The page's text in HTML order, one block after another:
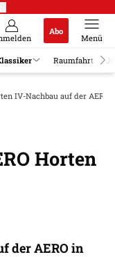
Abo
Menü
Raumfahrt
IV-Nachbau auf der AERO
Horten
der AERO in